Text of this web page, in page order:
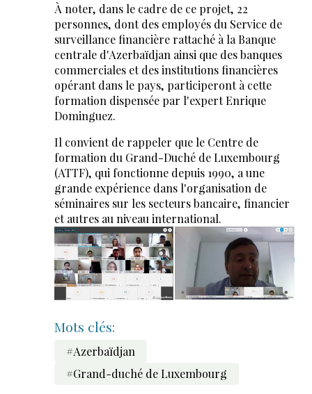
À noter, dans le cadre de ce projet, 22
personnes, dont des employés du Service de
surveillance financière rattaché à la Banque
centrale d'Azerbaïdjan ainsi que des banques
commerciales et des institutions financières
opérant dans le pays, participeront à cette
formation dispensée par l'expert Enrique
Dominguez.
Il convient de rappeler que le Centre de
formation du Grand-Duché de Luxembourg
(ATTF), qui fonctionne depuis 1990, a une
grande expérience dans l'organisation de
séminaires sur les secteurs bancaire, financier
et autres au niveau international.
Mots clés:
#Azerbaïdjan
#Grand-duché de Luxembourg